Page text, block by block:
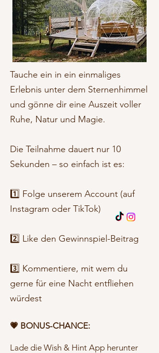
Tauche ein in ein einmaliges
Erlebnis unter dem Sternenhimmel
und gönne dir eine Auszeit voller
Ruhe, Natur und Magie.
Die Teilnahme dauert nur 10
Sekunden – so einfach ist es:
1️⃣ Folge unserem Account (auf
Instagram oder TikTok)
2️⃣ Like den Gewinnspiel-Beitrag
3️⃣ Kommentiere, mit wem du
gerne für eine Nacht entfliehen
würdest
💗 BONUS-CHANCE:
Lade die Wish & Hint App herunter